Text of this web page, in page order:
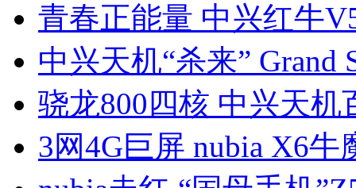
青春正能量 中兴红牛
中兴天机“杀来” Grand
骁龙800四核 中兴天机
3网4G巨屏 nubia X6牛